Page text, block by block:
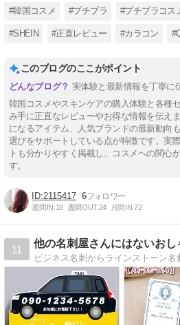
#韓国コスメ #プチプラ #プチプラコス
#SHEIN #正直レビュー #カラコン
このブログのここがポイント
実体験と最新情報を丁寧に
韓国コスメやスキンケアの購入体験と各種
み手に正直なレビューやお得な情報を伝え
になるアイテム、人気ブランドの最新動向
選びをサポートしている点が特徴です。実
トも分かりやすく掲載し、コスメへの関心
す。
2115417 6
週間IN:18 週間OUT:24 月間IN:72
11